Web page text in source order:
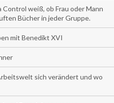
weiß, ob Frau oder Mann
Bücher in jeder Gruppe.
mit Benedikt XVI
sich verändert und wo